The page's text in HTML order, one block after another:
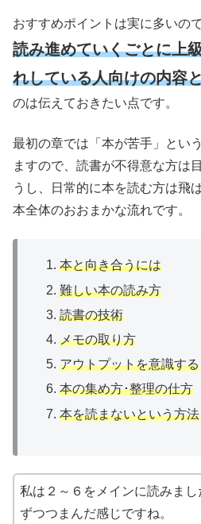
おすすめポイントは実に多いの
読み進めていくごとに上
れしている人向けの内容
のは伝えておきたい点です。
最初の章では「本が苦手」とい
ますので、読書が不得意な方は
うし、日常的に本を読む方は飛
本全体のおおまかな流れです。
本と向き合うには
難しい本の読み方
読書の技術
メモの取り方
アウトプットを意識する
本の集め方･整理の仕方
本を読まないという方法
私は２～６をメインに読みまし
ずつつまんだ感じですね。